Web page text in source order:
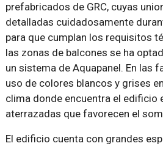
prefabricados de GRC, cuyas
detalladas cuidadosamente
para que cumplan los requisitos
las zonas de balcones se ha
un sistema de Aquapanel. En las
uso de colores blancos y grises
clima donde encuentra el edificio
aterrazadas que favorecen el
El edificio cuenta con grandes